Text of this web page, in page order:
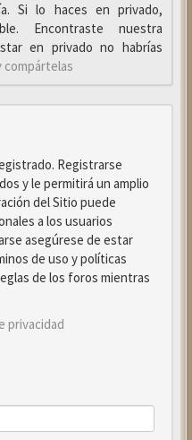
Si lo haces en privado,
Encontraste nuestra
en privado no habrías
compártelas
Registrarse
y le permitirá un amplio
del Sitio puede
a los usuarios
asegúrese de estar
de uso y políticas
de los foros mientras
privacidad